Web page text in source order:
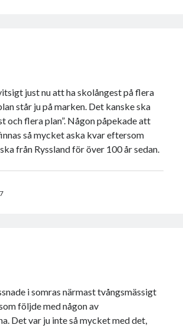
just nu att ha skolångest på flera
står ju på marken. Det kanske ska
och flera plan”. Någon påpekade att
så mycket aska kvar eftersom
från Ryssland för över 100 år sedan.
i somras närmast tvångsmässigt
följde med någon av
Det var ju inte så mycket med det,